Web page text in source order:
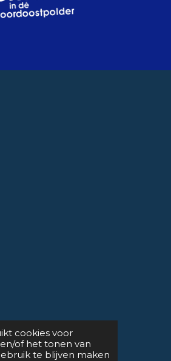
cookies voor
of het tonen van
te blijven maken